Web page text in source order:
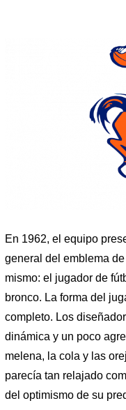
En 1962, el equipo
general del emblema
mismo: el jugador de
bronco. La forma del
completo. Los
dinámica y un poco
melena, la cola y las
parecía tan relajado
del optimismo de su